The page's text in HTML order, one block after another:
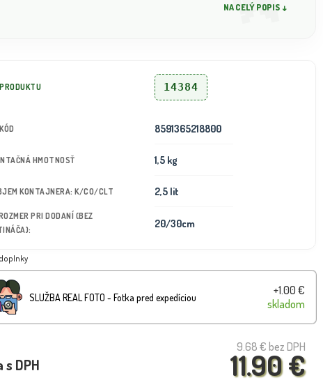
NA CELÝ POPIS ↓
14384
8591365218800
HMOTNOSŤ 1,5 kg
KONTAJNERA: K/CO/CLT 2,5 lit
PRI DODANÍ (BEZ
20/30cm
SLUŽBA REAL FOTO - Fotka pred expedíciou
+1.00 €
skladom
9.68 € bez DPH
11.90 €
s DPH